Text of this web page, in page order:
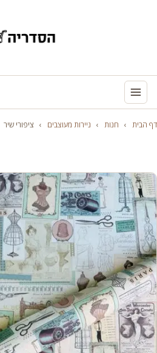
דף הבית › חנות › ניירות מעוצבים › ציפורי שיר